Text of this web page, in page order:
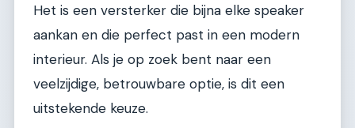
Het is een versterker die bijna elke speaker
aankan en die perfect past in een modern
interieur. Als je op zoek bent naar een
veelzijdige, betrouwbare optie, is dit een
uitstekende keuze.